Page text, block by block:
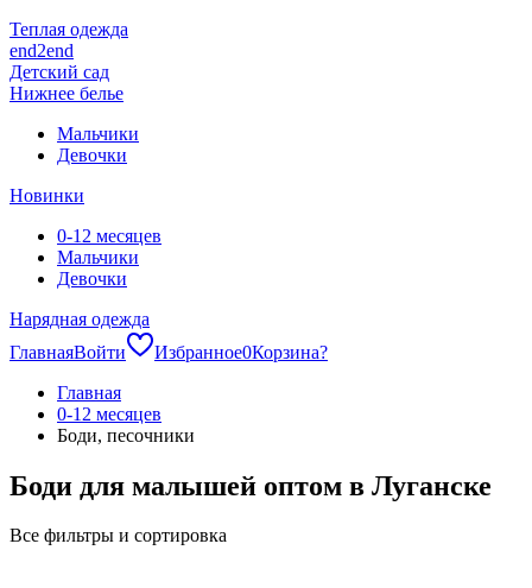
Теплая одежда
end2end
Детский сад
Нижнее белье
Мальчики
Девочки
Новинки
0-12 месяцев
Мальчики
Девочки
Нарядная одежда
ГлавнаяВойти Избранное0Корзина?
Главная
0-12 месяцев
Боди, песочники
Боди для малышей оптом в Луганске
Все фильтры и сортировка